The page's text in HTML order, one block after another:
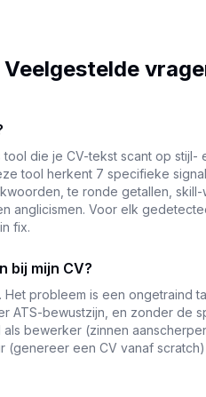
Veelgestelde
die je CV-tekst scant op stijl-
tool herkent 7 specifieke
te ronde getallen, skill-
anglicismen. Voor elk
fix.
bij mijn CV?
probleem is een ongetraind
ATS-bewustzijn, en zonder de
bewerker (zinnen
(genereer een CV vanaf